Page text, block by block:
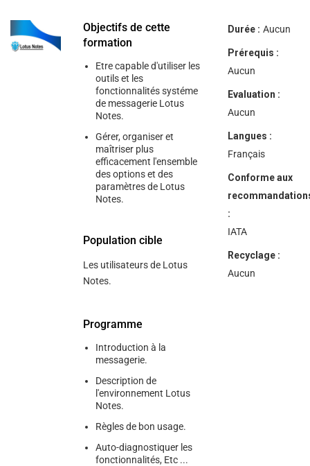
Objectifs de cette
formation
Etre capable d'utiliser les
outils et les
fonctionnalités systéme
de messagerie Lotus
Notes.
Gérer, organiser et
maîtriser plus
efficacement l'ensemble
des options et des
paramètres de Lotus
Notes.
Population cible
Les utilisateurs de Lotus
Notes.
Programme
Introduction à la
messagerie.
Description de
l'environnement Lotus
Notes.
Règles de bon usage.
Auto-diagnostiquer les
fonctionnalités, Etc ...
Durée : Aucun
Prérequis :
Aucun
Evaluation :
Aucun
Langues :
Français
Conforme aux
:
IATA
Recyclage :
Aucun